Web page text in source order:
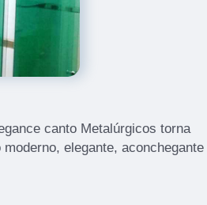
canto Metalúrgicos torna
elegante, aconchegante